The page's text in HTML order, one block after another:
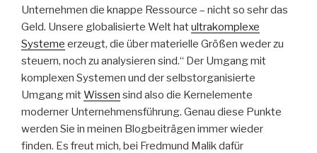
Unternehmen die knappe Ressource – nicht so sehr das
Geld. Unsere globalisierte Welt hatultrakomplexe
Systeme erzeugt, die über materielle Größen weder zu
steuern, noch zu analysieren sind.“ Der Umgang mit
komplexen Systemen und der selbstorganisierte
Umgang mitWissen sind also die Kernelemente
moderner Unternehmensführung. Genau diese Punkte
werden Sie in meinen Blogbeiträgen immer wieder
finden. Es freut mich, bei Fredmund Malik dafür